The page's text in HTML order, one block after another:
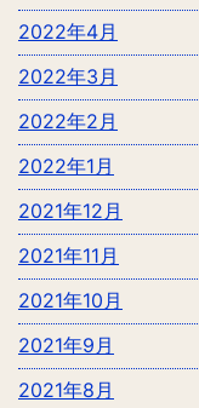
2022年4月
2022年3月
2022年2月
2022年1月
2021年12月
2021年11月
2021年10月
2021年9月
2021年8月